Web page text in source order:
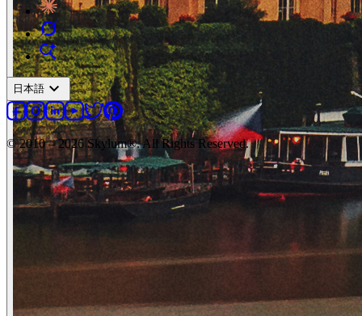
日本語 expand_more
© 2010 – 2026 Skylum®. All Rights Reserved.